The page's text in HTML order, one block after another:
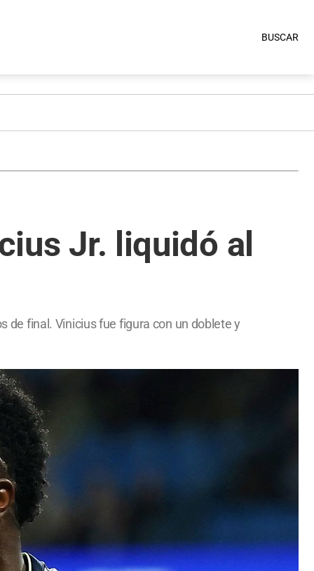
BUSCAR
Jr. liquidó al
de final. Vinicius fue figura con un doblete y